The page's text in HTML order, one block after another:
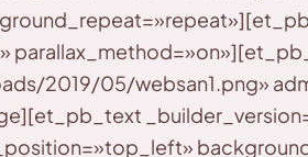
2019/05/websan1.png»